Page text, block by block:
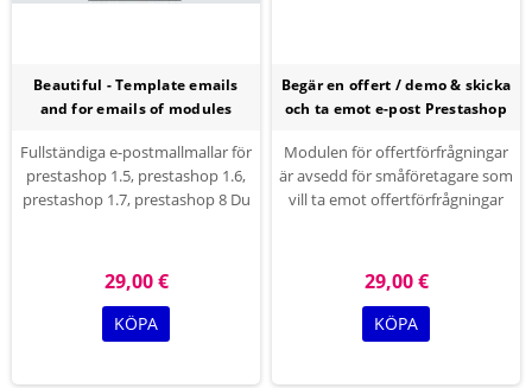
Beautiful - Template emails
and for emails of modules
Fullständiga e-postmallmallar för
prestashop 1.5, prestashop 1.6,
prestashop 1.7, prestashop 8 Du
teckensnitt som finns på Google
Fonts för text av alla mallar
29,00 €
KÖPA
Begär en offert / demo & skicka
och ta emot e-post Prestashop
Modulen för offertförfrågningar
är avsedd för småföretagare som
vill ta emot offertförfrågningar
alternativ skicka och ta emot e-
post
29,00 €
KÖPA